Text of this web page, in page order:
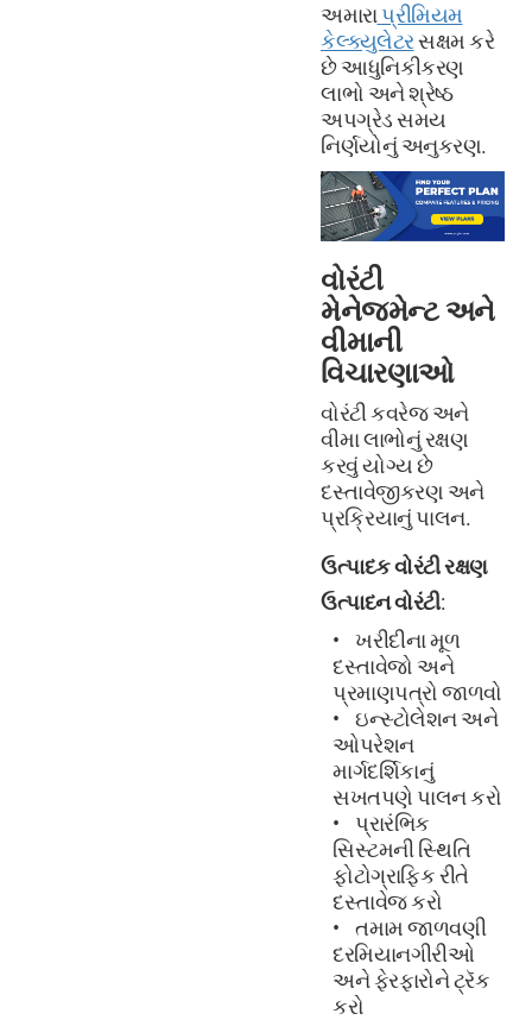
અમારાપ્રીમિયમ
કેલ્ક્યુલેટરસક્ષમ કરે
છે આધુનિકીકરણ
લાભો અને શ્રેષ્ઠ
અપગ્રેડ સમય
નિર્ણયોનું અનુકરણ.
વોરંટી
મેનેજમેન્ટ અને
વીમાની
વિચારણાઓ
વોરંટી કવરેજ અને
વીમા લાભોનું રક્ષણ
કરવું યોગ્ય છે
દસ્તાવેજીકરણ અને
પ્રક્રિયાનું પાલન.
ઉત્પાદક વોરંટી રક્ષણ
ઉત્પાદન વોરંટી:
ખરીદીના મૂળ
દસ્તાવેજો અને
પ્રમાણપત્રો જાળવો
ઇન્સ્ટોલેશન અને
ઓપરેશન
માર્ગદર્શિકાનું
સખતપણે પાલન કરો
પ્રારંભિક
સિસ્ટમની સ્થિતિ
ફોટોગ્રાફિક રીતે
દસ્તાવેજ કરો
તમામ જાળવણી
દરમિયાનગીરીઓ
અને ફેરફારોને ટ્રૅક
કરો